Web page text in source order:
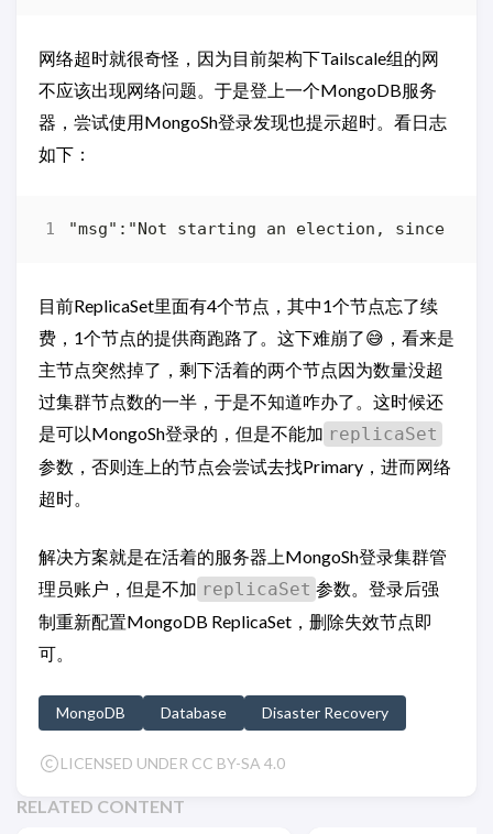
网络超时就很奇怪，因为目前架构下Tailscale组的网
不应该出现网络问题。于是登上一个MongoDB服务
器，尝试使用MongoSh登录发现也提示超时。看日志
如下：
目前ReplicaSet里面有4个节点，其中1个节点忘了续
费，1个节点的提供商跑路了。这下难崩了😅，看来是
主节点突然掉了，剩下活着的两个节点因为数量没超
过集群节点数的一半，于是不知道咋办了。这时候还
是可以MongoSh登录的，但是不能加 replicaSet
参数，否则连上的节点会尝试去找Primary，进而网络
超时。
解决方案就是在活着的服务器上MongoSh登录集群管
理员账户，但是不加 replicaSet 参数。登录后强
制重新配置MongoDB ReplicaSet，删除失效节点即
可。
MongoDB Database Disaster Recovery
LICENSED UNDER CC BY-SA 4.0
RELATED CONTENT